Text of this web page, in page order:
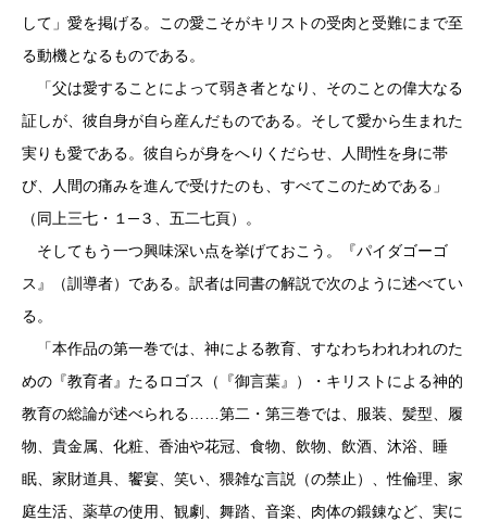
して」愛を掲げる。この愛こそがキリストの受肉と受難にまで至
る動機となるものである。
「父は愛することによって弱き者となり、そのことの偉大なる
証しが、彼自身が自ら産んだものである。そして愛から生まれた
実りも愛である。彼自らが身をへりくだらせ、人間性を身に帯
び、人間の痛みを進んで受けたのも、すべてこのためである」
（同上三七・１─３、五二七頁）。
そしてもう一つ興味深い点を挙げておこう。『パイダゴーゴ
ス』（訓導者）である。訳者は同書の解説で次のように述べてい
る。
「本作品の第一巻では、神による教育、すなわちわれわれのた
めの『教育者』たるロゴス（『御言葉』）・キリストによる神的
教育の総論が述べられる……第二・第三巻では、服装、髪型、履
物、貴金属、化粧、香油や花冠、食物、飲物、飲酒、沐浴、睡
眠、家財道具、饗宴、笑い、猥雑な言説（の禁止）、性倫理、家
庭生活、薬草の使用、観劇、舞踏、音楽、肉体の鍛錬など、実に